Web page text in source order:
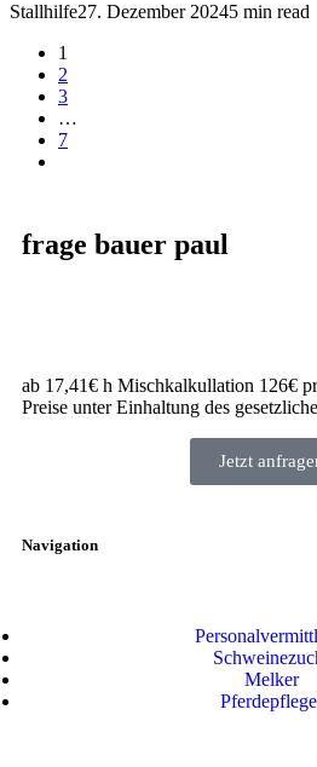
Stallhilfe27. Dezember 20245 min read
1
2
3
…
7
frage bauer paul
ab 17,41€ h Mischkalkullation 126€
Preise unter Einhaltung des
Jetzt
Navigation
Melker